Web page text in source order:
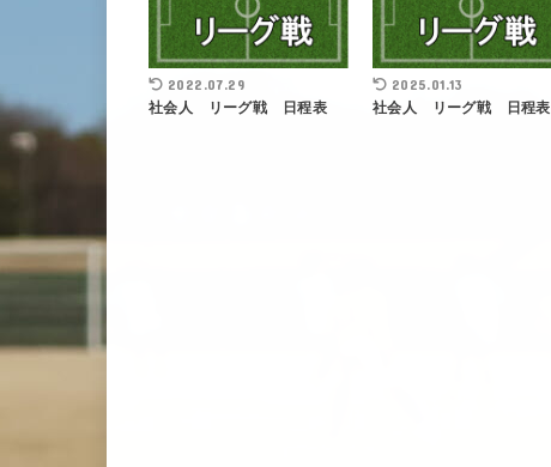
2022.07.29
社会人 リーグ戦 日程表
2025.01.13
社会人 リーグ戦 日程表